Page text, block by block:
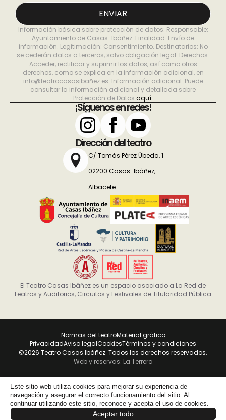
privacidad
ENVIAR
Información básica sobre protección de datos: Responsable:
Ayuntamiento de Casas-Ibáñez. Finalidad: Envío de
información. Legitimación: Consentimiento. Destinatarios: No
se cederán datos a terceros, salvo obligación legal. Derechos:
Acceder, rectificar y suprimir los datos, así como otros
derechos, como se explica en la información adicional, en
info@teatrocasasibañez.es. Información adicional: Puede
consultar la información adicional y detallada sobre
Protección de Datos aquí.
¡Síguenos en redes!
Dirección del teatro
C/ Tomás Pérez Úbeda, 1
02200 Casas-Ibáñez,
Albacete
El Teatro Casas Ibáñez es un espacio asociado a La Red de
Teatros y Auditorios, Circuitos y Festivales de Titularidad Pública.
Normas del teatroMaterial gráfico
PrivacidadAviso legalCookiesTérminos y condiciones
©2026 Teatro Casas Ibáñez. Todos los derechos reservados.
Web y reservas: La Terrera